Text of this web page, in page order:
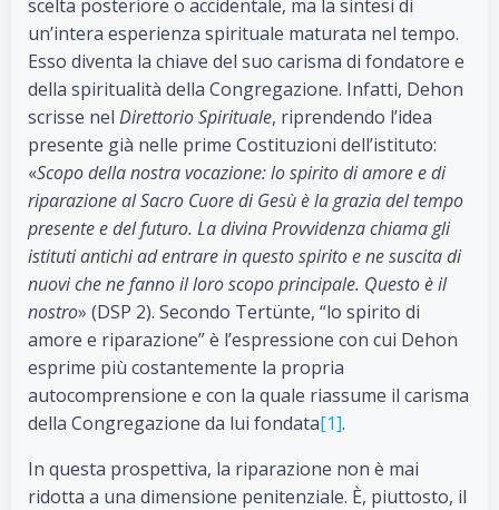
scelta posteriore o accidentale, ma la sintesi di
un’intera esperienza spirituale maturata nel tempo.
Esso diventa la chiave del suo carisma di fondatore e
della spiritualità della Congregazione. Infatti, Dehon
scrisse nel Direttorio Spirituale, riprendendo l’idea
presente già nelle prime Costituzioni dell’istituto:
«Scopo della nostra vocazione: lo spirito di amore e di
riparazione al Sacro Cuore di Gesù è la grazia del tempo
presente e del futuro. La divina Provvidenza chiama gli
istituti antichi ad entrare in questo spirito e ne suscita di
nuovi che ne fanno il loro scopo principale. Questo è il
nostro» (DSP 2). Secondo Tertünte, “lo spirito di
amore e riparazione” è l’espressione con cui Dehon
esprime più costantemente la propria
autocomprensione e con la quale riassume il carisma
della Congregazione da lui fondata[1].
In questa prospettiva, la riparazione non è mai
ridotta a una dimensione penitenziale. È, piuttosto, il